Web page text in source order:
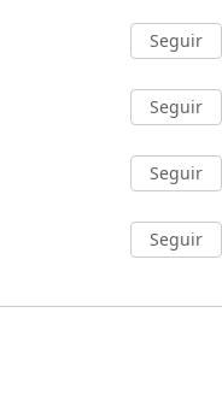
Seguir
Seguir
Seguir
Seguir